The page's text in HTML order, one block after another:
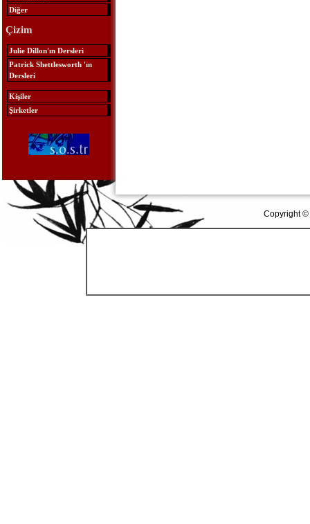
Diğer
Çizim
Julie Dillon'ın Dersleri
Patrick Shettlesworth 'ın
Dersleri
Kişiler
Şirketler
Copyright ©